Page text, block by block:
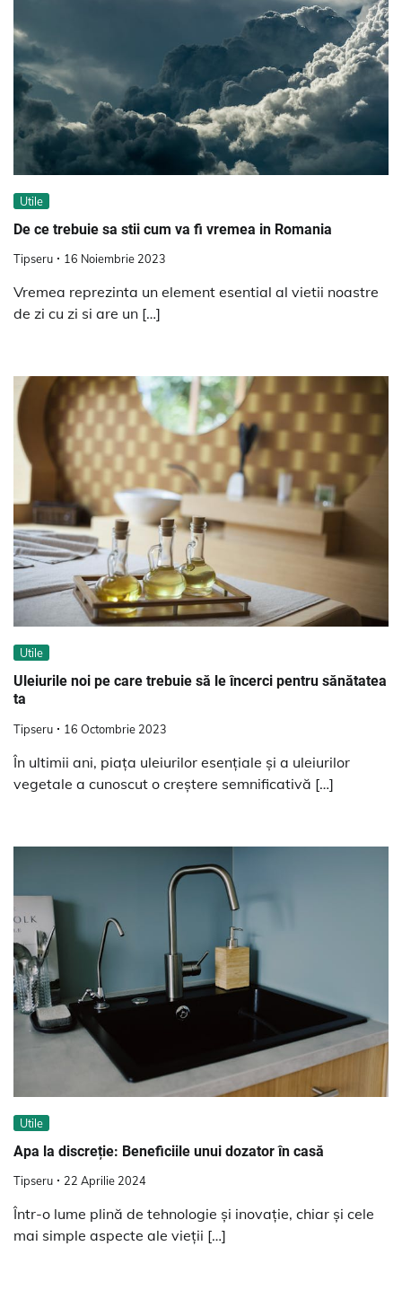
Utile
De ce trebuie sa stii cum va fi vremea in Romania
Tipseru 16 Noiembrie 2023
Vremea reprezinta un element esential al vietii noastre
de zi cu zi si are un […]
Utile
Uleiurile noi pe care trebuie să le încerci pentru sănătatea
ta
Tipseru 16 Octombrie 2023
În ultimii ani, piața uleiurilor esențiale și a uleiurilor
vegetale a cunoscut o creștere semnificativă […]
Utile
Apa la discreție: Beneficiile unui dozator în casă
Tipseru 22 Aprilie 2024
Într-o lume plină de tehnologie și inovație, chiar și cele
mai simple aspecte ale vieții […]